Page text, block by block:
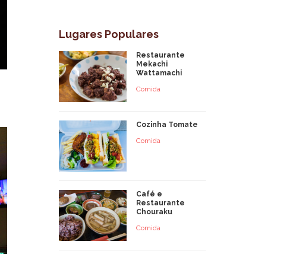
Lugares Populares
Restaurante
Mekachi
Wattamachi
Comida
Cozinha Tomate
Comida
Café e
Restaurante
Chouraku
Comida